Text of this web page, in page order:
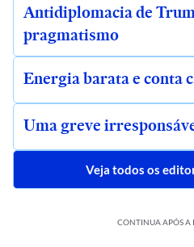
Antidiplomacia de
pragmatismo
Energia barata e conta
Uma greve
Veja todos os
CONTINUA APÓS A